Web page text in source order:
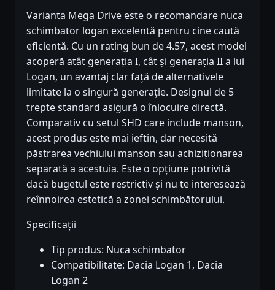
Varianta Mega Drive este o recomandare nuca
schimbator logan excelentă pentru cine caută
eficientă. Cu un rating bun de 4.57, acest model
acoperă atât generația I, cât și generația II a lui
Logan, un avantaj clar față de alternativele
limitate la o singură generație. Designul de 5
trepte standard asigură o înlocuire directă.
Comparativ cu setul SHD care include manson,
acest produs este mai ieftin, dar necesită
păstrarea vechiului manson sau achiziționarea
separată a acestuia. Este o opțiune potrivită
dacă bugetul este restrictiv și nu te interesează
reînnoirea estetică a zonei schimbătorului.
Specificații
Tip produs: Nuca schimbator
Compatibilitate: Dacia Logan 1, Dacia
Logan 2